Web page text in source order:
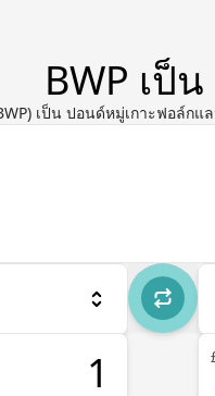
BWP เป็น
เป็น ปอนด์หมู่เกาะฟอล์กแ